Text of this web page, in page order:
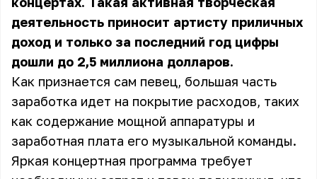
деятельность приносит артисту приличных
доход и только за последний год цифры
дошли до 2,5 миллиона долларов.
Как признается сам певец, большая часть
заработка идет на покрытие расходов, таких
как содержание мощной аппаратуры и
заработная плата его музыкальной команды.
Яркая концертная программа требует